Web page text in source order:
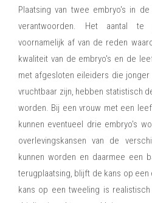
Plaatsing van twee embryo's in
verantwoorden. Het aantal te
voornamelijk af van de reden
kwaliteit van de embryo's en de
met afgesloten eileiders die
vruchtbaar zijn, hebben statistisch
worden. Bij een vrouw met een
kunnen eventueel drie embryo's
overlevingskansen van de
kunnen worden en daarmee een
terugplaatsing, blijft de kans op
kans op een tweeling is